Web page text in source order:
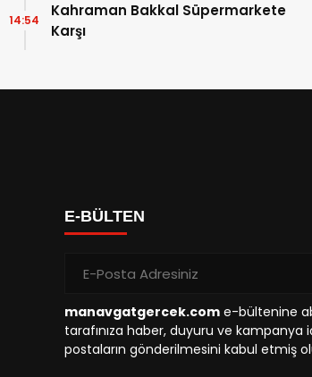
Kahraman Bakkal Süpermarkete
Karşı
14:54
E-BÜLTEN
manavgatgercek.com e-bültenine
tarafınıza haber, duyuru ve kampanya
postaların gönderilmesini kabul etmiş